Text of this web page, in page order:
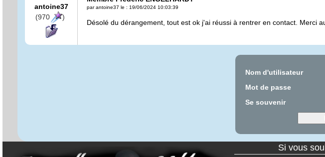
antoine37
(970
)
par antoine37 le : 19/06/2024 10:03:39
Désolé du dérangement, tout est ok j'ai réussi à rentrer en contact. Merci
Nom d'utilisateur
Mot de passe
Se souvenir
Si vous